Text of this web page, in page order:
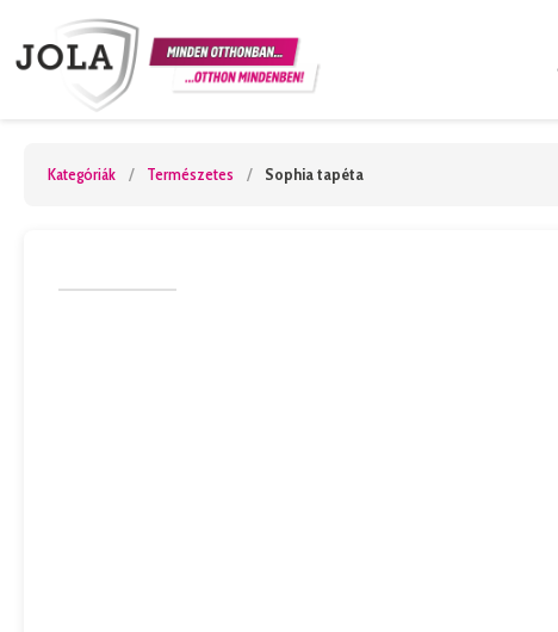
Kategóriák / Természetes / Sophia tapéta